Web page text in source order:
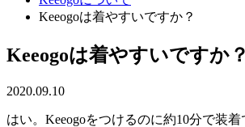
Keeogoは着やすいですか？
Keeogoは着やすいですか？
2020.09.10
はい。Keeogoをつけるのに約10分で装着